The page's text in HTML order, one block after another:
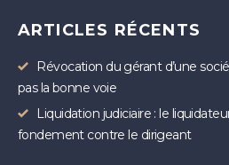
ARTICLES RÉCENTS
Révocation du gérant d’une
pas la bonne voie
Liquidation judiciaire : le
fondement contre le dirigeant